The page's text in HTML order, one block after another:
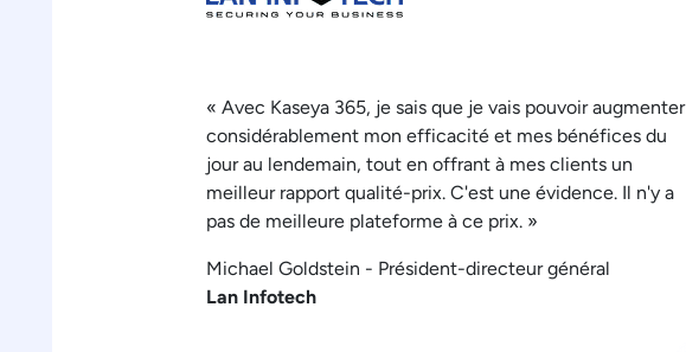
« Avec Kaseya 365, je sais que je vais pouvoir augmenter
considérablement mon efficacité et mes bénéfices du
jour au lendemain, tout en offrant à mes clients un
meilleur rapport qualité-prix. C'est une évidence. Il n'y a
pas de meilleure plateforme à ce prix. »
Michael Goldstein - Président-directeur général
Lan Infotech